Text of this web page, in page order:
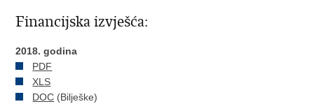
Financijska izvješća:
2018. godina
PDF
XLS
DOC (Bilješke)